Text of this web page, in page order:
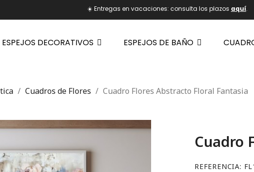
☀️ Entregas en vacaciones: consulta los plazos aquí.
ESPEJOS DECORATIVOS ESPEJOS DE BAÑO
Cuadros de Flores Cuadro Flores Abstracto Floral Fantasia
Cuadro
REFERENCIA